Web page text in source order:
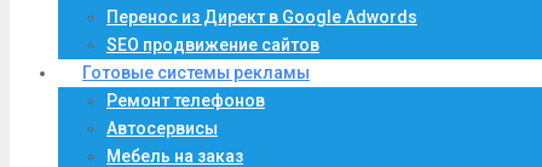
Перенос из Директ в Google Adwords
SEO продвижение сайтов
Готовые системы рекламы
Ремонт телефонов
Автосервисы
Мебель на заказ